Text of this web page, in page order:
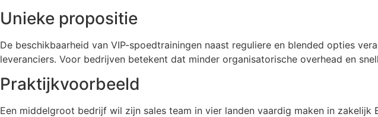
Unieke propositie
De beschikbaarheid van VIP-spoedtrainingen naast reguliere en blended opties
leveranciers. Voor bedrijven betekent dat minder organisatorische overhead en
Praktijkvoorbeeld
Een middelgroot bedrijf wil zijn sales team in vier landen vaardig maken in